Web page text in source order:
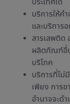
บริการให้ค
และบริการ
สารเสพติด
ผลิตภัณฑ์อื่น
บริโภค
บริการที่ไม่
เพียง การ
อำนาจจะด